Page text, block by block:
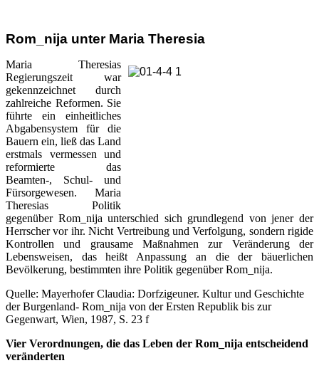
Rom_nija unter Maria Theresia
Maria Theresias
Regierungszeit war
gekennzeichnet durch
zahlreiche Reformen. Sie
führte ein einheitliches
Abgabensystem für die
Bauern ein, ließ das Land
erstmals vermessen und
reformierte das
Beamten-, Schul- und
Fürsorgewesen. Maria
Theresias Politik
gegenüber Rom_nija unterschied sich grundlegend von jener der
Herrscher vor ihr. Nicht Vertreibung und Verfolgung, sondern rigide
Kontrollen und grausame Maßnahmen zur Veränderung der
Lebensweisen, das heißt Anpassung an die der bäuerlichen
Bevölkerung, bestimmten ihre Politik gegenüber Rom_nija.
Quelle: Mayerhofer Claudia: Dorfzigeuner. Kultur und Geschichte
der Burgenland- Rom_nija von der Ersten Republik bis zur
Gegenwart, Wien, 1987, S. 23 f
Vier Verordnungen, die das Leben der Rom_nija entscheidend
veränderten